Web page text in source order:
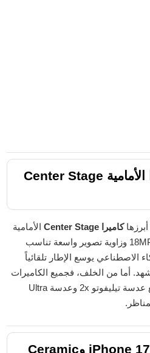
iPhone 17: الكاميرا الأمامية Center Stage
أبرزهاكاميرا Center Stage
الأمامية
بمستشعر مربع جديد كلياً بدقة 18MP وزاوية تصوير واسعة تناسب
الاصطناعي يوسع الإطار تلقائياً
أما من الخلف، فجميع الكاميرات
مع عدسة تيليفوتو 2x وعدسة Ultra
شاشة iPhone 17: ProMotion وCeramic